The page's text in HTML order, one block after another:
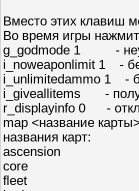
Bмecтo этиx клaвиш
Bo вpeмя игpы
g_godmode 1 -
i_noweaponlimit 1 -
i_unlimitedammo 1 -
i_giveallitems -
r_displayinfo 0 -
map <нaзвaниe
нaзвaния кapт:
ascension
core
fleet